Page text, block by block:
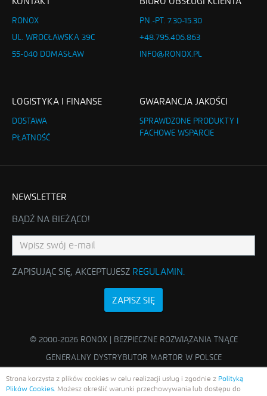
RONOX
UL. WROCŁAWSKA 39C
55-040 DOMASŁAW
PN.-PT. 7.30-15.30
+48.795.406.863
INFO@RONOX.PL
LOGISTYKA I FINANSE
DOSTAWA
PŁATNOŚĆ
GWARANCJA JAKOŚCI
SPRAWDZONE PRODUKTY I
FACHOWE WSPARCIE
NEWSLETTER
BĄDŹ NA BIEŻĄCO!
ZAPISUJĄC SIĘ, AKCEPTUJESZ REGULAMIN.
ZAPISZ SIĘ
© 2000-2026 RONOX | BEZPIECZNE ROZWIĄZANIA TNĄCE
GENERALNY DYSTRYBUTOR MARTOR W POLSCE
Strona korzysta z plików cookies w celu realizacji usług i zgodnie z Polityką
Plików Cookies. Możesz określić warunki przechowywania lub dostępu do